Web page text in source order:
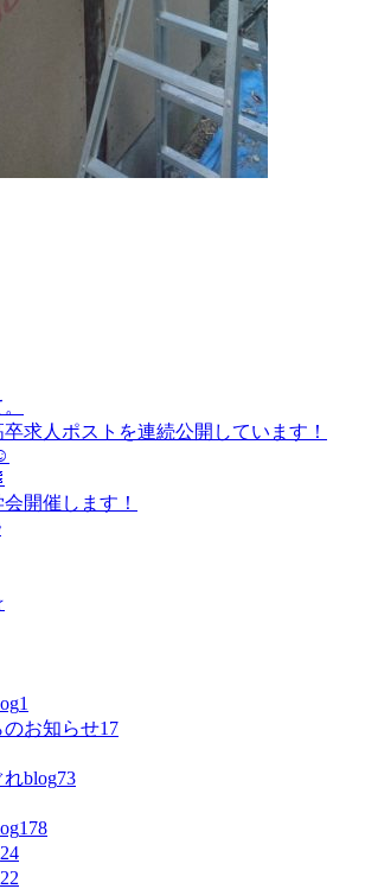
求人ポストを連続公開しています！
開催します！
1
お知らせ17
blog73
178
24
22